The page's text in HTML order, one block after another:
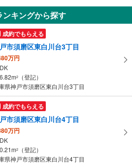
キングから探す
成約でもらえる
市須磨区東白川台3丁目
万円
2
（登記）
県神戸市須磨区東白川台3丁目
成約でもらえる
市須磨区東白川台4丁目
万円
2
（登記）
県神戸市須磨区東白川台4丁目